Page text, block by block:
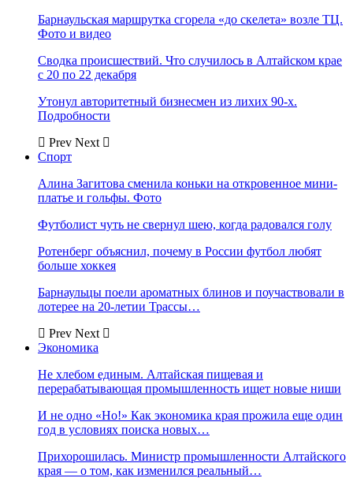
Барнаульская маршрутка сгорела «до скелета» возле ТЦ.
Фото и видео
Сводка происшествий. Что случилось в Алтайском крае
с 20 по 22 декабря
Утонул авторитетный бизнесмен из лихих 90-х.
Подробности
Prev Next
Спорт
Алина Загитова сменила коньки на откровенное мини-
платье и гольфы. Фото
Футболист чуть не свернул шею, когда радовался голу
Ротенберг объяснил, почему в России футбол любят
больше хоккея
Барнаульцы поели ароматных блинов и поучаствовали в
лотерее на 20-летии Трассы…
Prev Next
Экономика
Не хлебом единым. Алтайская пищевая и
перерабатывающая промышленность ищет новые ниши
И не одно «Но!» Как экономика края прожила еще один
год в условиях поиска новых…
Прихорошилась. Министр промышленности Алтайского
края — о том, как изменился реальный…